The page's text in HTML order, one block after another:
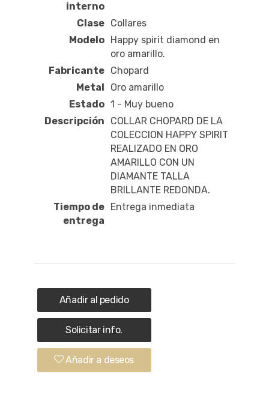
interno
Clase Collares
Modelo Happy spirit diamond en
oro amarillo.
Fabricante Chopard
Metal
Oro amarillo
Estado 1 - Muy bueno
Descripción
COLLAR CHOPARD DE LA
COLECCION HAPPY SPIRIT
REALIZADO EN ORO
AMARILLO CON UN
DIAMANTE TALLA
BRILLANTE REDONDA.
Tiempo de
entrega
Entrega inmediata
Añadir al pedido
Solicitar info.
Añadir a deseos